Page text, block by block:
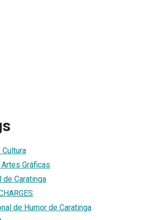
Gráficas
de Caratinga
de Humor de Caratinga